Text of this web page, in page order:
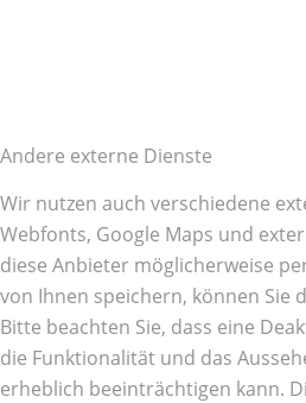
Andere externe Dienste
Wir nutzen auch verschiedene
Webfonts, Google Maps und
diese Anbieter möglicherweise
von Ihnen speichern, können Sie
Bitte beachten Sie, dass eine
die Funktionalität und das
erheblich beeinträchtigen kann.